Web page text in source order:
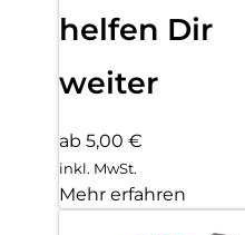
helfen Dir
weiter
ab 5,00 €
inkl. MwSt.
Mehr erfahren